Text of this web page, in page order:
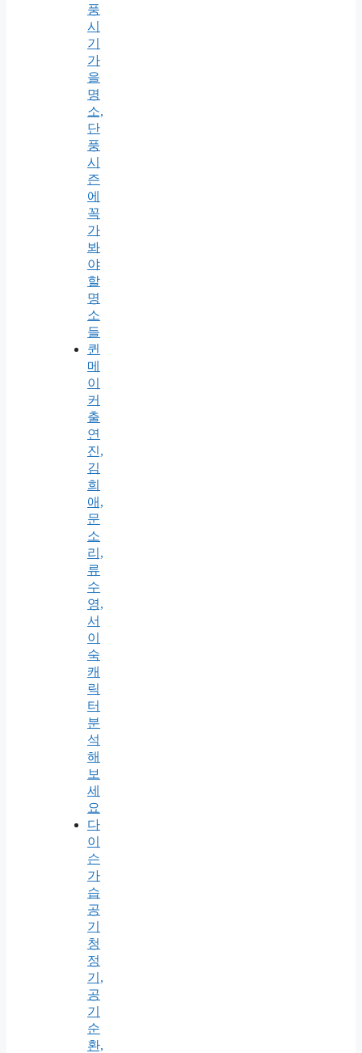
풍
시
기
가
을
명
소,
단
풍
시
즌
에
꼭
가
봐
야
할
명
소
들
퀸
메
이
커
출
연
진,
김
희
애,
문
소
리,
류
수
영,
서
이
숙
캐
릭
터
분
석
해
보
세
요
다
이
슨
가
습
공
기
청
정
기,
공
기
순
환,